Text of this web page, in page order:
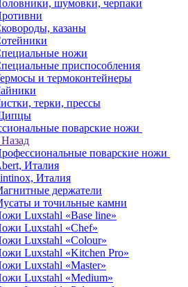
шумовки, черпаки
казаны
ножи
приспособления
и термоконтейнеры
терки, прессы
поварские ножи
Назад
поварские ножи
Италия
Италия
держатели
и точильные камни
Luxstahl «Base line»
Luxstahl «Chef»
Luxstahl «Colour»
Luxstahl «Kitchen Pro»
Luxstahl «Master»
Luxstahl «Medium»